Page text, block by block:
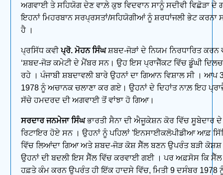
ਅਗਵਾਈ ਤੇ ਸਹਿਯੋਗ ਦੇਣ ਵਾਲ਼ੇ ਕੁਝ ਵਿਦਵਾਨ ਸਾਨੂੰ ਸਦੀਵੀ ਵਿਛੋੜਾ ਦੇ
ਇਹਨਾਂ ਮਿਹਰਬਾਨ ਸਰਪ੍ਰਸਤਾਂ/ਸਹਿਯੋਗੀਆਂ ਨੂੰ ਸ਼ਰਧਾਂਜਲੀ ਭੇਟ ਕਰਨਾ
ਹੈ ।
ਪ੍ਰਸਿੱਧ ਕਵੀਪ੍ਰੋ. ਮੋਹਨ ਸਿੰਘਸ਼ਬਦ-ਜੋੜਾਂ ਦੇ ਨਿਯਮ ਨਿਰਧਾਰਿਤ ਕਰਨ
‘ਸ਼ਬਦ-ਜੋੜ ਕਮੇਟੀ ਦੇ ਮੈਂਬਰ ਸਨ। ਉਹ ਇਸ ਪ੍ਰਾਜੈੱਕਟ ਵਿੱਚ ਡੂੰਘੀ
ਰਹੇ । ਪੰਜਾਬੀ ਸ਼ਬਦਾਵਲੀ ਬਾਰੇ ਉਹਨਾਂ ਦਾ ਗਿਆਨ ਵਿਸ਼ਾਲ ਸੀ । ਆਪ
1978 ਨੂੰ ਅਚਾਨਕ ਚਲਾਣਾ ਕਰ ਗਏ। ਉਹਨਾਂ ਦੇ ਦਿਹਾਂਤ ਨਾਲ਼ ਇਹ
ਸੱਚੇ ਹਮਦਰਦ ਦੀ ਅਗਵਾਈ ਤੋਂ ਵਾਂਝਾ ਹੋ ਗਿਆ।
ਸਰਦਾਰ ਜਨਮੇਜਾ ਸਿੰਘਭਾਰਤੀ ਸੈਨਾ ਦੀ ਐਜੂਕੇਸ਼ਨ ਕੋਰ ਵਿੱਚ ਸੂਬੇਦਾਰ
ਰਿਟਾਇਰ ਹੋਏ ਸਨ । ਉਹਨਾਂ ਨੂੰ ਪਹਿਲਾਂ 'ਇਨਸਾਈਕਲੋਪੀਡੀਆ ਆਫ਼
ਵਿੱਚ ਲਿਆਂਦਾ ਗਿਆ ਅਤੇ ਸ਼ਬਦ-ਜੋੜ ਕੋਸ਼ ਸੈੱਲ ਬਣਨ ਉਪਰੰਤ ਬੜੀ
ਉਹਨਾਂ ਦੀ ਬਦਲੀ ਇਸ ਸੈੱਲ ਵਿੱਚ ਕਰਵਾਈ ਗਈ । ਪਰ ਅਫ਼ਸੋਸ ਕਿ ਸੈੱਲ
ਹਫ਼ਤੇ ਕੰਮ ਕਰਨ ਉਪਰੰਤ ਹੀ ਇੱਕ ਹਾਦਸੇ ਵਿੱਚ, ਮਿਤੀ 9 ਦਸੰਬਰ 1978